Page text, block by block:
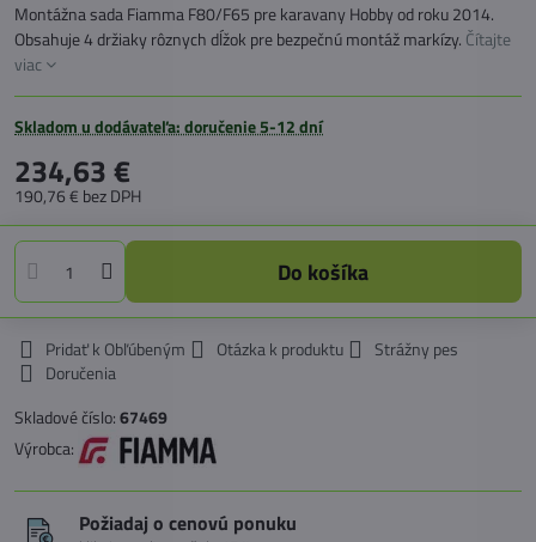
Montážna sada Fiamma F80/F65 pre karavany Hobby od roku 2014.
Obsahuje 4 držiaky rôznych dĺžok pre bezpečnú montáž markízy. Čítajte
viac
Skladom u dodávateľa: doručenie 5-12 dní
234,63 €
190,76 € bez DPH
Do košíka
Pridať k Obľúbeným Otázka k produktu
Strážny pes
Doručenia
Skladové číslo:67469
Výrobca:
Požiadaj o cenovú ponuku